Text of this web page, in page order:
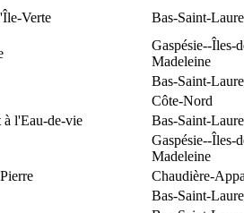
Verte Bas-Saint-
Gaspésie--Îles-
Madeleine
Bas-Saint-
Côte-Nord
à l'Eau-de-vie Bas-Saint-
Gaspésie--Îles-
Madeleine
Chaudière-
Bas-Saint-